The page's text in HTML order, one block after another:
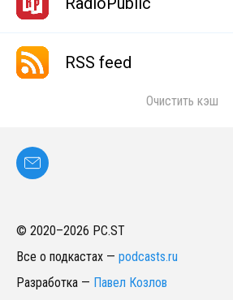
RSS feed
Очистить кэш
© 2020–2026 PC.ST
Все о подкастах — podcasts.ru
Разработка — Павел Козлов